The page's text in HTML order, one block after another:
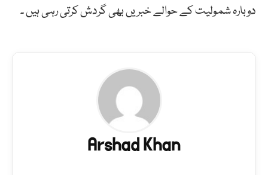
دوبارہ شمولیت کے حوالے خبریں بھی گردش کرتی رہی ہیں ۔
Arshad Khan